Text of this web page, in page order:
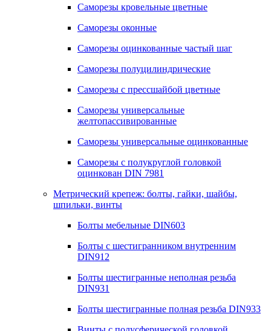
Саморезы кровельные цветные
Саморезы оконные
Саморезы оцинкованные частый шаг
Саморезы полуцилиндрические
Саморезы с прессшайбой цветные
Саморезы универсальные
желтопассивированные
Саморезы универсальные оцинкованные
Саморезы с полукруглой головкой
оцинкован DIN 7981
Метрический крепеж: болты, гайки, шайбы,
шпильки, винты
Болты мебельные DIN603
Болты с шестигранником внутренним
DIN912
Болты шестигранные неполная резьба
DIN931
Болты шестигранные полная резьба DIN933